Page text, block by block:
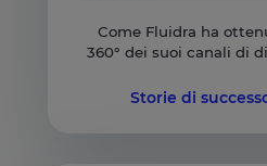
Come Fluidra ha
360° dei suoi canali di
Storie di